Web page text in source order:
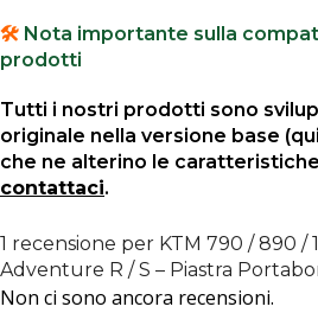
🛠️ Nota importante sulla
prodotti
Tutti i nostri prodotti sono
originale nella versione base
che ne alterino le
contattaci.
1 recensione per KTM 790 / 890 /
Adventure R / S – Piastra
Non ci sono ancora recensioni.